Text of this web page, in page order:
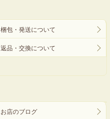
梱包・発送について
返品・交換について
お店のブログ